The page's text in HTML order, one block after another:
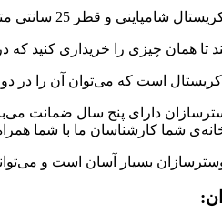
متر با مدرن‌ترین طراحی و بهترین متریال تولید شده است،
همان چیزی را خریداری کنید که
است که می‌توان آن را در
دارای پنج سال ضمانت
شما کارشناسان ما با شما
بسیار آسان است و